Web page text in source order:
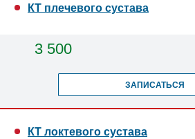
КТ плечевого сустава
3 500
ЗАПИСАТЬСЯ
КТ локтевого сустава